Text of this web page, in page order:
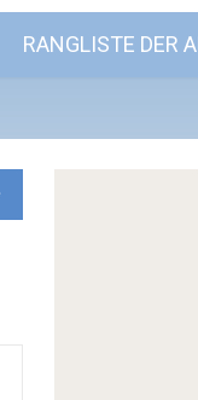
RANGLISTE DER